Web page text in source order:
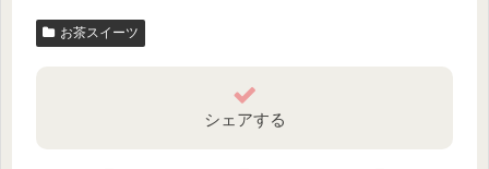
お茶スイーツ
シェアする